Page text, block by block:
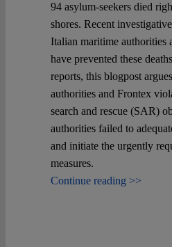
94 asylum-seekers died
shores. Recent
Italian maritime authorities
have prevented these
reports, this blogpost
authorities and Frontex
search and rescue (SAR)
authorities failed to
and initiate the urgently
measures.
Continue reading >>